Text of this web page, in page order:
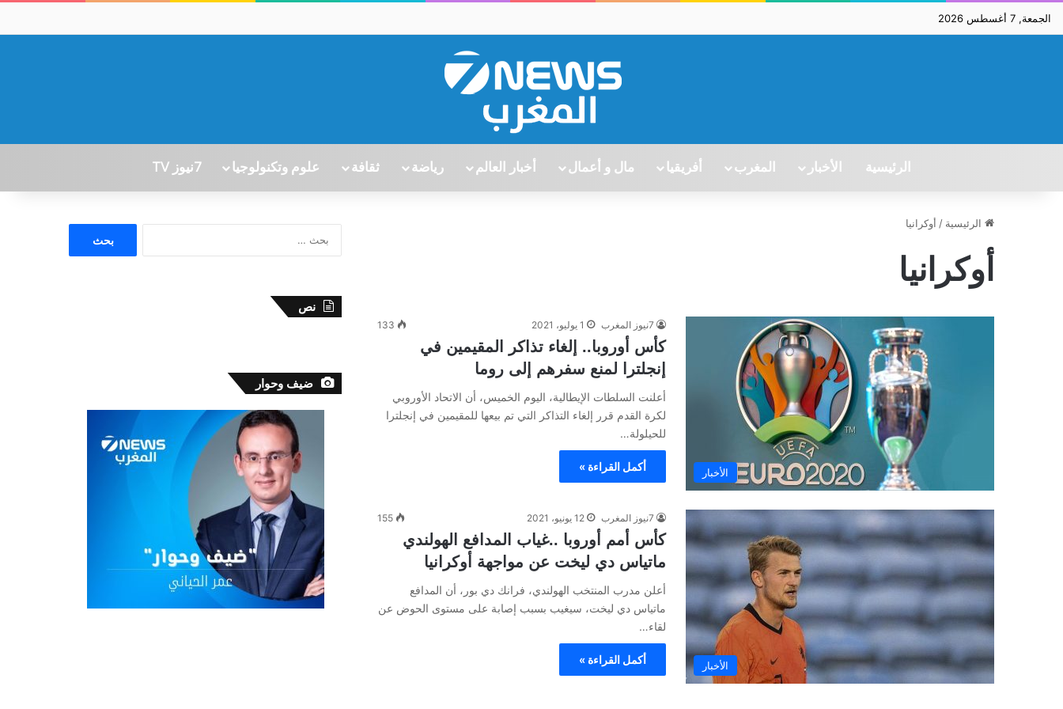
الجمعة, 7 أغسطس 2026
الرئيسية الأخبار المغرب أفريقيا مال و أعمال أخبار العالم رياضة ثقافة علوم وتكنولوجيا 7نيوز TV
الرئيسية / أوكرانيا
أوكرانيا
الأخبار
7نيوز المغرب 1 يوليو، 2021 133
كأس أوروبا.. إلغاء تذاكر المقيمين في
إنجلترا لمنع سفرهم إلى روما
أعلنت السلطات الإيطالية، اليوم الخميس، أن الاتحاد الأوروبي
لكرة القدم قرر إلغاء التذاكر التي تم بيعها للمقيمين في إنجلترا
للحيلولة…
أكمل القراءة »
الأخبار
7نيوز المغرب 12 يونيو، 2021 155
كأس أمم أوروبا ..غياب المدافع الهولندي
ماتياس دي ليخت عن مواجهة أوكرانيا
أعلن مدرب المنتخب الهولندي، فرانك دي بور، أن المدافع
ماتياس دي ليخت، سيغيب بسبب إصابة على مستوى الحوض عن
لقاء…
أكمل القراءة »
نص
ضيف وحوار